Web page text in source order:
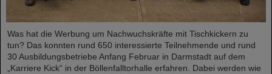
Was hat die Werbung um Nachwuchskräfte mit Tischkickern zu
tun? Das konnten rund 650 interessierte Teilnehmende und rund
30 Ausbildungsbetriebe Anfang Februar in Darmstadt auf dem
„Karriere Kick“ in der Böllenfalltorhalle erfahren. Dabei werden wie